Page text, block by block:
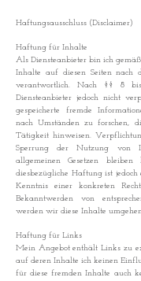
Haftungsausschluss (Disclaimer)
Haftung für Inhalte
Als Diensteanbieter bin ich
Inhalte auf diesen Seiten nach
verantwortlich. Nach §§ 8
Diensteanbieter jedoch nicht
gespeicherte fremde
nach Umständen zu forschen,
Tätigkeit hinweisen.
Sperrung der Nutzung von
allgemeinen Gesetzen
diesbezügliche Haftung ist
Kenntnis einer konkreten
Bekanntwerden von
werden wir diese Inhalte
Haftung für Links
Mein Angebot enthält Links zu
auf deren Inhalte ich keinen
für diese fremden Inhalte auch